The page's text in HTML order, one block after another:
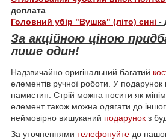
доплата
Головний убір "Вушка" (літо) сині -
За акційною ціною
лише один!
Надзвичайно оригінальний багатий
елементів ручної роботи. У
намистин. Стрій можна носити як
елемент також можна одягати до
неймовірно вишуканий подарунок з
За уточненнями телефонуйте до